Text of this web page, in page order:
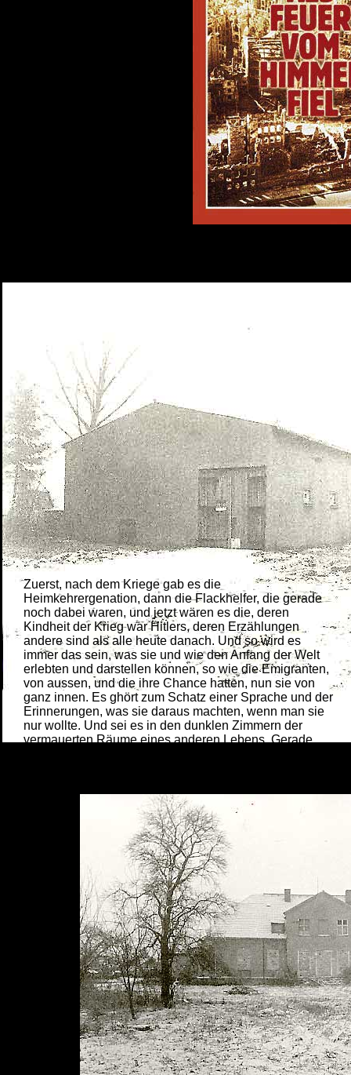
Zuerst, nach dem Kriege gab es die
Heimkehrergenation, dann die Flackhelfer, die gerade
noch dabei waren, und jetzt wären es die, deren
Kindheit der Krieg war Hitlers, deren Erzählungen
andere sind als alle heute danach. Und so wird es
immer das sein, was sie und wie den Anfang der Welt
erlebten und darstellen können, so wie die Emigranten,
von aussen, und die ihre Chance hatten, nun sie von
ganz innen. Es ghört zum Schatz einer Sprache und der
Erinnerungen, was sie daraus machten, wenn man sie
nur wollte. Und sei es in den dunklen Zimmern der
vermauerten Räume eines anderen Lebens. Gerade